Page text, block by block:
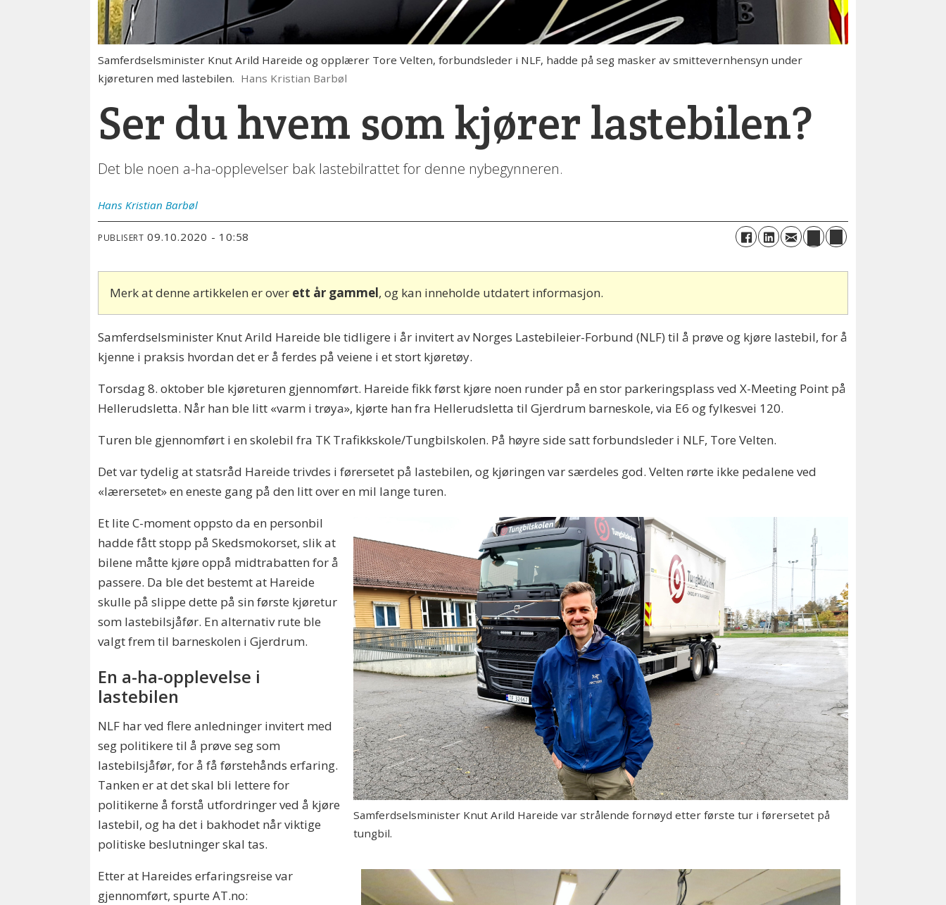
Samferdselsminister Knut Arild Hareide og opplærer Tore Velten, forbundsleder i NLF, hadde på seg masker av smittevernhensyn under
kjøreturen med lastebilen. Hans Kristian Barbøl
Ser du hvem som kjører lastebilen?
Det ble noen a-ha-opplevelser bak lastebilrattet for denne nybegynneren.
Hans Kristian Barbøl
PUBLISERT 09.10.2020 - 10:58
Merk at denne artikkelen er over ett år gammel, og kan inneholde utdatert informasjon.
Samferdselsminister Knut Arild Hareide ble tidligere i år invitert av Norges Lastebileier-Forbund (NLF) til å prøve og kjøre lastebil, for å
kjenne i praksis hvordan det er å ferdes på veiene i et stort kjøretøy.
Torsdag 8. oktober ble kjøreturen gjennomført. Hareide fikk først kjøre noen runder på en stor parkeringsplass ved X-Meeting Point på
Hellerudsletta. Når han ble litt «varm i trøya», kjørte han fra Hellerudsletta til Gjerdrum barneskole, via E6 og fylkesvei 120.
Turen ble gjennomført i en skolebil fra TK Trafikkskole/Tungbilskolen. På høyre side satt forbundsleder i NLF, Tore Velten.
Det var tydelig at statsråd Hareide trivdes i førersetet på lastebilen, og kjøringen var særdeles god. Velten rørte ikke pedalene ved
«lærersetet» en eneste gang på den litt over en mil lange turen.
Samferdselsminister Knut Arild Hareide var strålende fornøyd etter første tur i førersetet på
tungbil.
Et lite C-moment oppsto da en personbil
hadde fått stopp på Skedsmokorset, slik at
bilene måtte kjøre oppå midtrabatten for å
passere. Da ble det bestemt at Hareide
skulle på slippe dette på sin første kjøretur
som lastebilsjåfør. En alternativ rute ble
valgt frem til barneskolen i Gjerdrum.
En a-ha-opplevelse i
lastebilen
NLF har ved flere anledninger invitert med
seg politikere til å prøve seg som
lastebilsjåfør, for å få førstehånds erfaring.
Tanken er at det skal bli lettere for
politikerne å forstå utfordringer ved å kjøre
lastebil, og ha det i bakhodet når viktige
politiske beslutninger skal tas.
Etter at Hareides erfaringsreise var
gjennomført, spurte AT.no: